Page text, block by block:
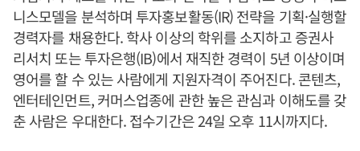
니스모델을 분석하며 투자홍보활동(IR) 전략을 기획·실행할
경력자를 채용한다. 학사 이상의 학위를 소지하고 증권사
리서치 또는 투자은행(IB)에서 재직한 경력이 5년 이상이며
영어를 할 수 있는 사람에게 지원자격이 주어진다. 콘텐츠,
엔터테인먼트, 커머스업종에 관한 높은 관심과 이해도를 갖
춘 사람은 우대한다. 접수기간은 24일 오후 11시까지다.